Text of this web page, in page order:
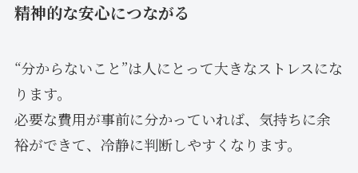
精神的な安心につながる
“分からないこと”は人にとって大きなストレスにな
ります。
必要な費用が事前に分かっていれば、気持ちに余
裕ができて、冷静に判断しやすくなります。